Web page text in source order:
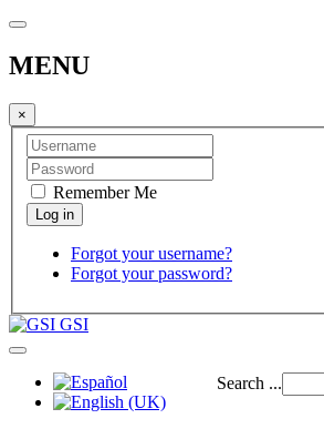
MENU
×
Remember Me
Forgot your username?
Forgot your password?
GSI
Search ...